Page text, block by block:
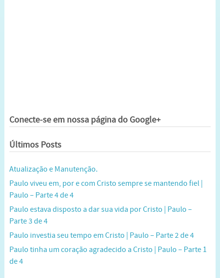
Conecte-se em nossa página do Google+
Últimos Posts
Atualização e Manutenção.
Paulo viveu em, por e com Cristo sempre se mantendo fiel |
Paulo – Parte 4 de 4
Paulo estava disposto a dar sua vida por Cristo | Paulo –
Parte 3 de 4
Paulo investia seu tempo em Cristo | Paulo – Parte 2 de 4
Paulo tinha um coração agradecido a Cristo | Paulo – Parte 1
de 4